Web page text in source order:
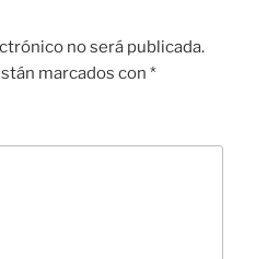
no será publicada.
marcados con *